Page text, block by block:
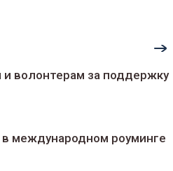
и волонтерам за поддержку
в международном роуминге